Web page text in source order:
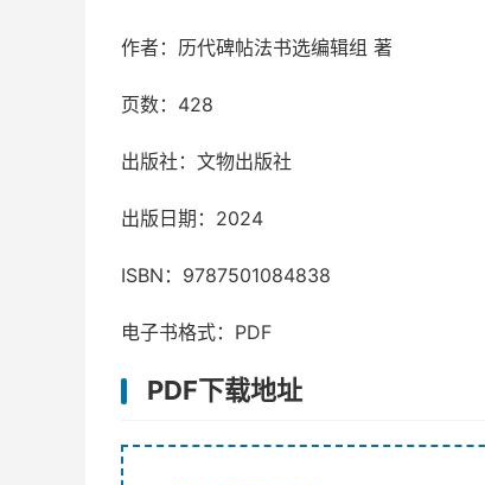
作者：历代碑帖法书选编辑组 著
页数：428
出版社：文物出版社
出版日期：2024
ISBN：9787501084838
电子书格式：PDF
PDF下载地址